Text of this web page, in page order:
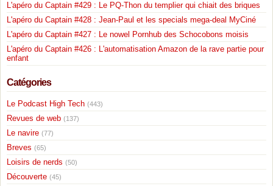
L'apéro du Captain #429 : Le PQ-Thon du templier qui chiait des briques
L'apéro du Captain #428 : Jean-Paul et les specials mega-deal MyCiné
L'apéro du Captain #427 : Le nowel Pornhub des Schocobons moisis
L'apéro du Captain #426 : L'automatisation Amazon de la rave partie pour
enfant
Catégories
Le Podcast High Tech (443)
Revues de web (137)
Le navire (77)
Breves (65)
Loisirs de nerds (50)
Découverte (45)